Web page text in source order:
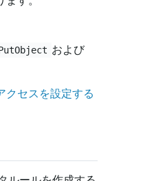
および
クセスを設定する